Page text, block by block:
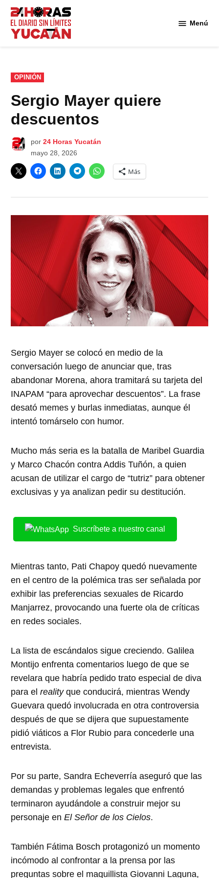
Saltar
contenido
Menú
PUBLICADO
EN
OPINIÓN
Sergio Mayer quiere
descuentos
por 24 Horas Yucatán
mayo 28, 2026
Más
Sergio Mayer se colocó en medio de la
conversación luego de anunciar que, tras
abandonar Morena, ahora tramitará su tarjeta del
INAPAM “para aprovechar descuentos”. La frase
desató memes y burlas inmediatas, aunque él
intentó tomárselo con humor.
Mucho más seria es la batalla de Maribel Guardia
y Marco Chacón contra Addis Tuñón, a quien
acusan de utilizar el cargo de “tutriz” para obtener
exclusivas y ya analizan pedir su destitución.
Suscríbete a nuestro canal
Mientras tanto, Pati Chapoy quedó nuevamente
en el centro de la polémica tras ser señalada por
exhibir las preferencias sexuales de Ricardo
Manjarrez, provocando una fuerte ola de críticas
en redes sociales.
La lista de escándalos sigue creciendo. Galilea
Montijo enfrenta comentarios luego de que se
revelara que habría pedido trato especial de diva
para elrealityque conducirá, mientras Wendy
Guevara quedó involucrada en otra controversia
después de que se dijera que supuestamente
pidió viáticos a Flor Rubio para concederle una
entrevista.
Por su parte, Sandra Echeverría aseguró que las
demandas y problemas legales que enfrentó
terminaron ayudándole a construir mejor su
personaje enEl Señor de los Cielos.
También Fátima Bosch protagonizó un momento
incómodo al confrontar a la prensa por las
preguntas sobre el maquillista Giovanni Laguna,